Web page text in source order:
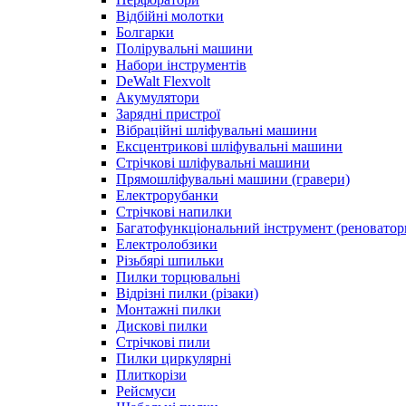
Відбійні молотки
Болгарки
Полірувальні машини
Набори інструментів
DeWalt Flexvolt
Акумулятори
Зарядні пристрої
Вібраційні шліфувальні машини
Ексцентрикові шліфувальні машини
Стрічкові шліфувальні машини
Прямошліфувальні машини (гравери)
Електрорубанки
Стрічкові напилки
Багатофункціональний інструмент
Електролобзики
Різьбярі шпильки
Пилки торцювальні
Відрізні пилки (різаки)
Монтажні пилки
Дискові пилки
Стрічкові пили
Пилки циркулярні
Плиткорізи
Рейсмуси